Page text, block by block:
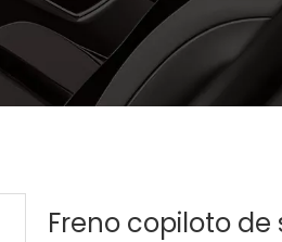
Freno copiloto de